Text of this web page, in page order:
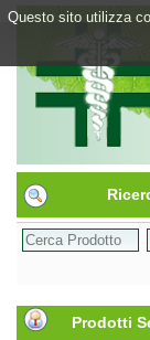
Questo sito utilizza
Prodotti